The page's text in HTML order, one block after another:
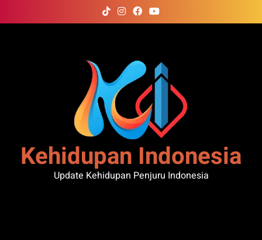
to
Kehidupan Indonesia
Update Kehidupan Penjuru Indonesia